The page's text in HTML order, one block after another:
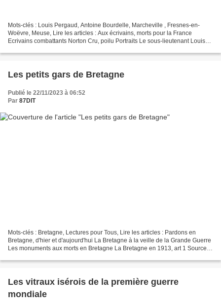
Mots-clés : Louis Pergaud, Antoine Bourdelle, Marcheville , Fresnes-en-
Woëvre, Meuse, Lire les articles : Aux écrivains, morts pour la France
Ecrivains combattants Norton Cru, poilu Portraits Le sous-lieutenant Louis
Les petits gars de Bretagne
Publié le 22/11/2023 à 06:52
Par 87DIT
Mots-clés : Bretagne, Lectures pour Tous, Lire les articles : Pardons en
Bretagne, d'hier et d'aujourd'hui La Bretagne à la veille de la Grande Guerre
Les monuments aux morts en Bretagne La Bretagne en 1913, art 1 Source :
Les vitraux isérois de la première guerre
mondiale